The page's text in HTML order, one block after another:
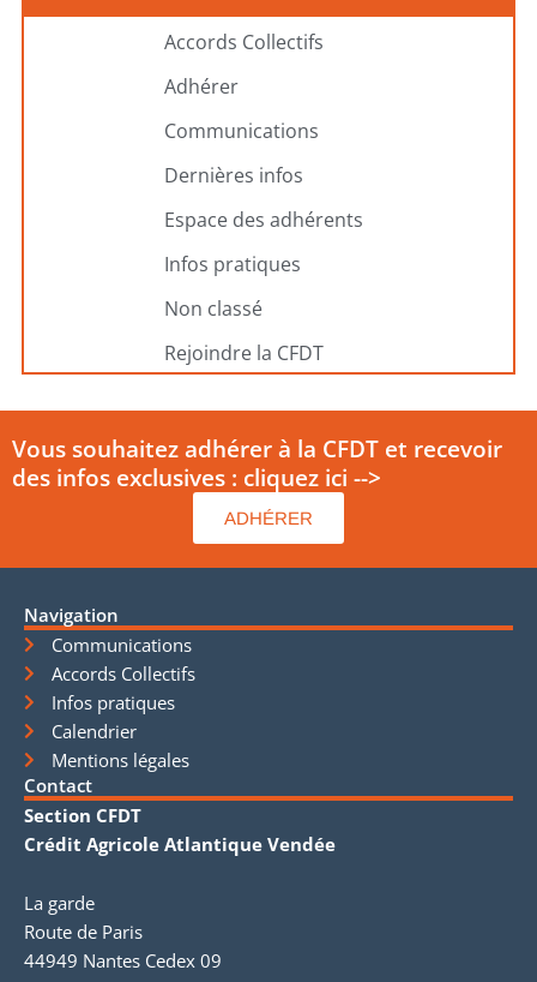
Accords Collectifs
Adhérer
Communications
Dernières infos
Espace des adhérents
Infos pratiques
Non classé
Rejoindre la CFDT
Vous souhaitez adhérer à la CFDT et recevoir
des infos exclusives : cliquez ici -->
ADHÉRER
Navigation
Communications
Accords Collectifs
Infos pratiques
Calendrier
Mentions légales
Contact
Section CFDT
Crédit Agricole Atlantique Vendée
La garde
Route de Paris
44949 Nantes Cedex 09